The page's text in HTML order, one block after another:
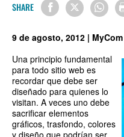
SHARE
9 de agosto, 2012 | MyCom
Una principio fundamental
para todo sitio web es
recordar que debe ser
diseñado para quienes lo
visitan. A veces uno debe
sacrificar elementos
gráficos, trasfondo, colores
y diseño que podrían ser